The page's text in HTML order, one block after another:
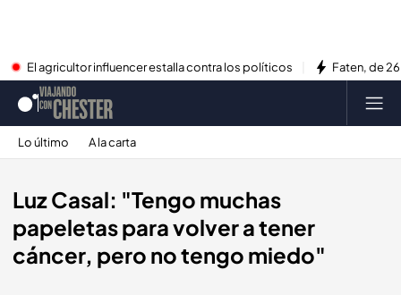
El agricultor influencer estalla contra los políticos Faten, de
Lo último A la carta
Luz Casal: "Tengo muchas
papeletas para volver a tener
cáncer, pero no tengo miedo"